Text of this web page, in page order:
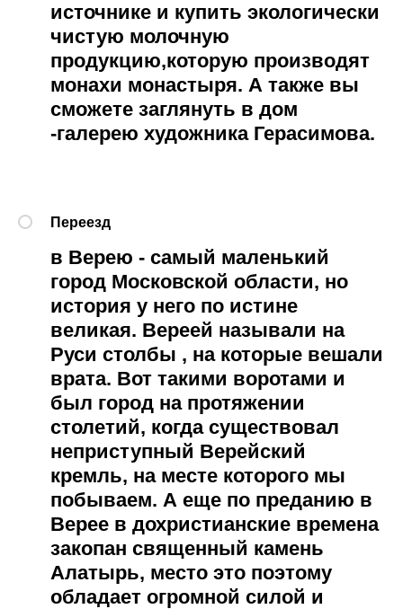
источнике и купить экологически
чистую молочную
продукцию,которую производят
монахи монастыря. А также вы
сможете заглянуть в дом
-галерею художника Герасимова.
Переезд
в Верею - самый маленький
город Московской области, но
история у него по истине
великая. Вереей называли на
Руси столбы , на которые вешали
врата. Вот такими воротами и
был город на протяжении
столетий, когда существовал
неприступный Верейский
кремль, на месте которого мы
побываем. А еще по преданию в
Верее в дохристианские времена
закопан священный камень
Алатырь, место это поэтому
обладает огромной силой и